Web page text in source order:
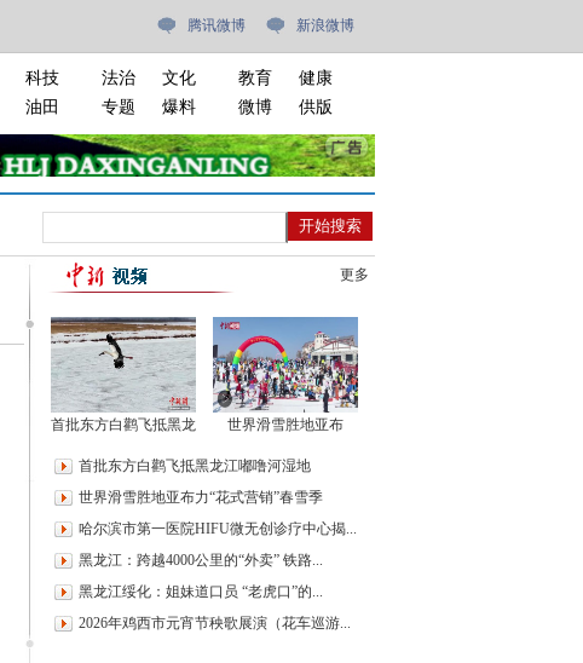
腾讯微博 新浪微博
科技
油田
法治
文化
专题
爆料
教育
健康
微博
供版
更多
首批东方白鹳飞抵黑龙
世界滑雪胜地亚布
首批东方白鹳飞抵黑龙江嘟噜河湿地
世界滑雪胜地亚布力“花式营销”春雪季
哈尔滨市第一医院HIFU微无创诊疗中心揭...
黑龙江：跨越4000公里的“外卖” 铁路...
黑龙江绥化：姐妹道口员 “老虎口”的...
2026年鸡西市元宵节秧歌展演（花车巡游...